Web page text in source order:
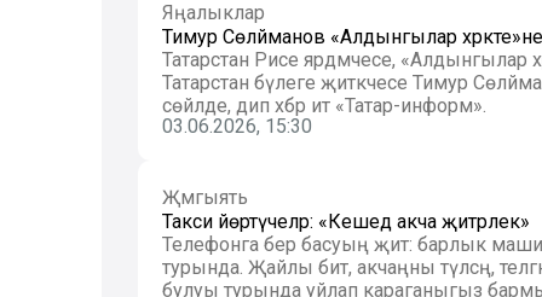
Яңалыклар
Тимур Сөләйманов «Алдынгылар
Татарстан Рәисе ярдәмчесе, «Алдынгылар
Татарстан бүлеге җитәкчесе Тимур
сөйләде, дип хәбәр итә «Татар-информ».
03.06.2026, 15:30
Җәмгыять
Такси йөртүчеләр: «Кешедә акча җитәрлек»
Телефонга бер басуың җитә: барлык
турында. Җайлы бит, акчаңны түләсәң,
булуы турында уйлап караганыгыз